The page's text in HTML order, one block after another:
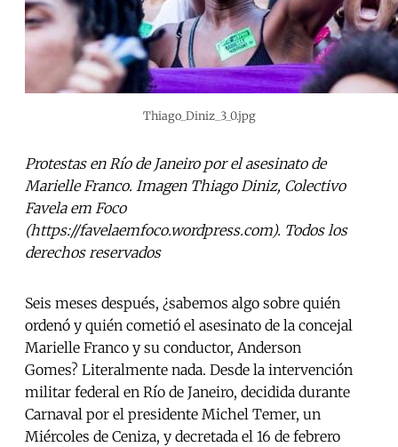
Thiago_Diniz_3_0.jpg
Protestas en Río de Janeiro por el asesinato de
Marielle Franco. Imagen Thiago Diniz, Colectivo
Favela em Foco
(https://favelaemfoco.wordpress.com). Todos los
derechos reservados
Seis meses después, ¿sabemos algo sobre quién
ordenó y quién cometió el asesinato de la concejal
Marielle Franco y su conductor, Anderson
Gomes? Literalmente nada. Desde la intervención
militar federal en Río de Janeiro, decidida durante
Carnaval por el presidente Michel Temer, un
Miércoles de Ceniza, y decretada el 16 de febrero